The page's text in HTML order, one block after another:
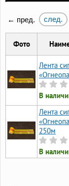
← пред. след.
Фото
Лента
В
Лента
250м
В